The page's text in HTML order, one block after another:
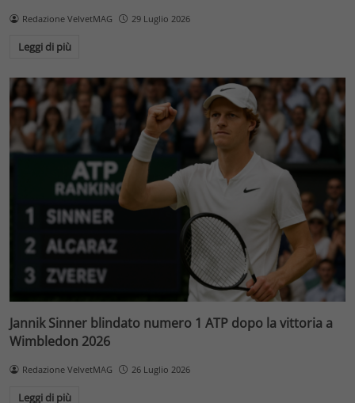
Redazione VelvetMAG 29 Luglio 2026
Leggi di più
Jannik Sinner blindato numero 1 ATP dopo la vittoria a
Wimbledon 2026
Redazione VelvetMAG 26 Luglio 2026
Leggi di più